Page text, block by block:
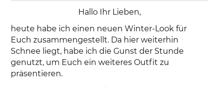
Hallo Ihr Lieben,
heute habe ich einen neuen Winter-Look für
Euch zusammengestellt. Da hier weiterhin
Schnee liegt, habe ich die Gunst der Stunde
genutzt, um Euch ein weiteres Outfit zu
präsentieren.